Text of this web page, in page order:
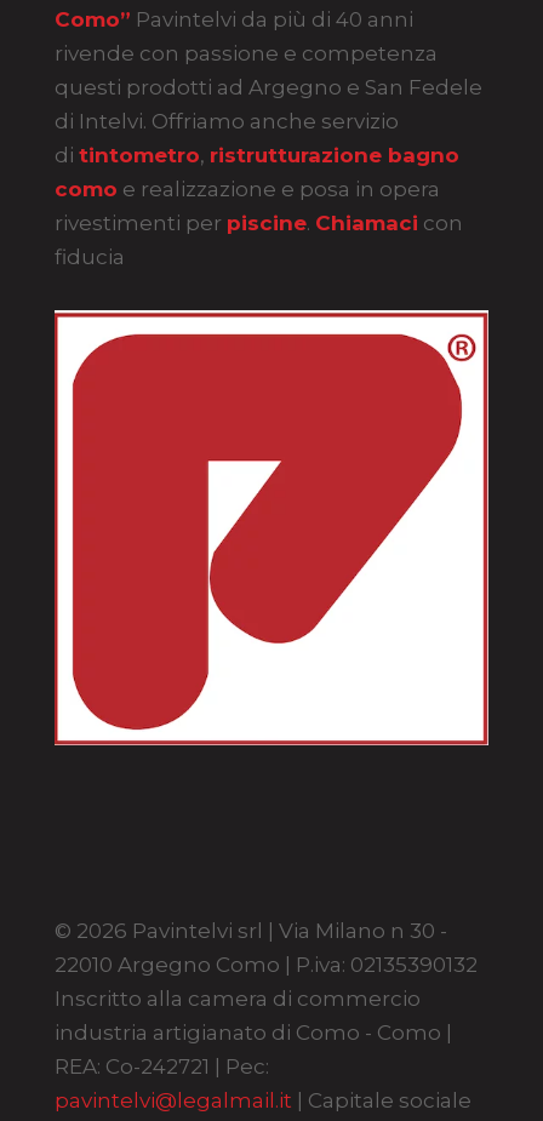
Como” Pavintelvi da più di 40 anni
rivende con passione e competenza
questi prodotti ad Argegno e San Fedele
di Intelvi. Offriamo anche servizio
di tintometro, ristrutturazione bagno
como e realizzazione e posa in opera
rivestimenti per piscine. Chiamaci con
fiducia
© 2026 Pavintelvi srl | Via Milano n 30 -
22010 Argegno Como | P.iva: 02135390132
Inscritto alla camera di commercio
industria artigianato di Como - Como |
REA: Co-242721 | Pec:
pavintelvi@legalmail.it | Capitale sociale